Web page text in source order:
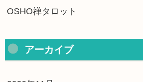
OSHO禅タロット
アーカイブ